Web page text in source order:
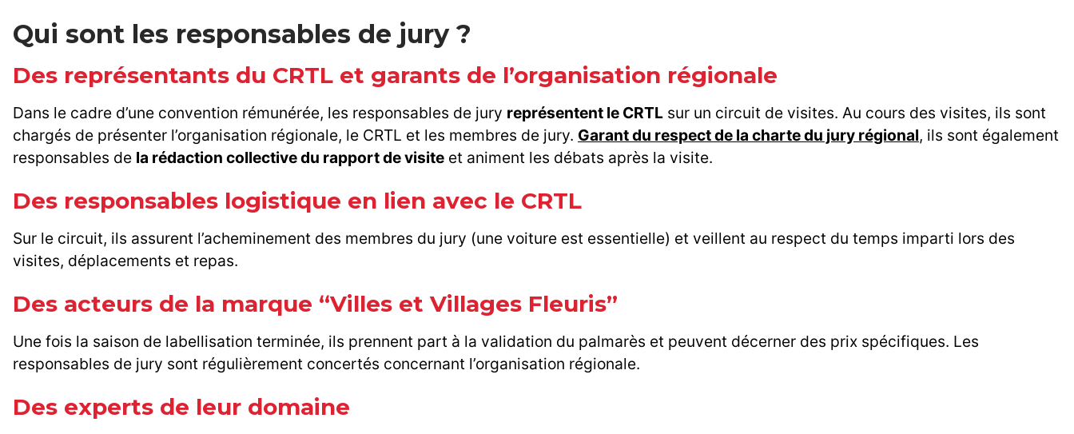
Qui sont les responsables de jury ?
Des représentants du CRTL et garants de l’organisation régionale
Dans le cadre d’une convention rémunérée, les responsables de jury représentent le CRTL sur un circuit de visites. Au cours des visites, ils sont
chargés de présenter l’organisation régionale, le CRTL et les membres de jury. Garant du respect de la charte du jury régional, ils sont également
responsables de la rédaction collective du rapport de visite et animent les débats après la visite.
Des responsables logistique en lien avec le CRTL
Sur le circuit, ils assurent l’acheminement des membres du jury (une voiture est essentielle) et veillent au respect du temps imparti lors des
visites, déplacements et repas.
Des acteurs de la marque “Villes et Villages Fleuris”
Une fois la saison de labellisation terminée, ils prennent part à la validation du palmarès et peuvent décerner des prix spécifiques. Les
responsables de jury sont régulièrement concertés concernant l’organisation régionale.
Des experts de leur domaine